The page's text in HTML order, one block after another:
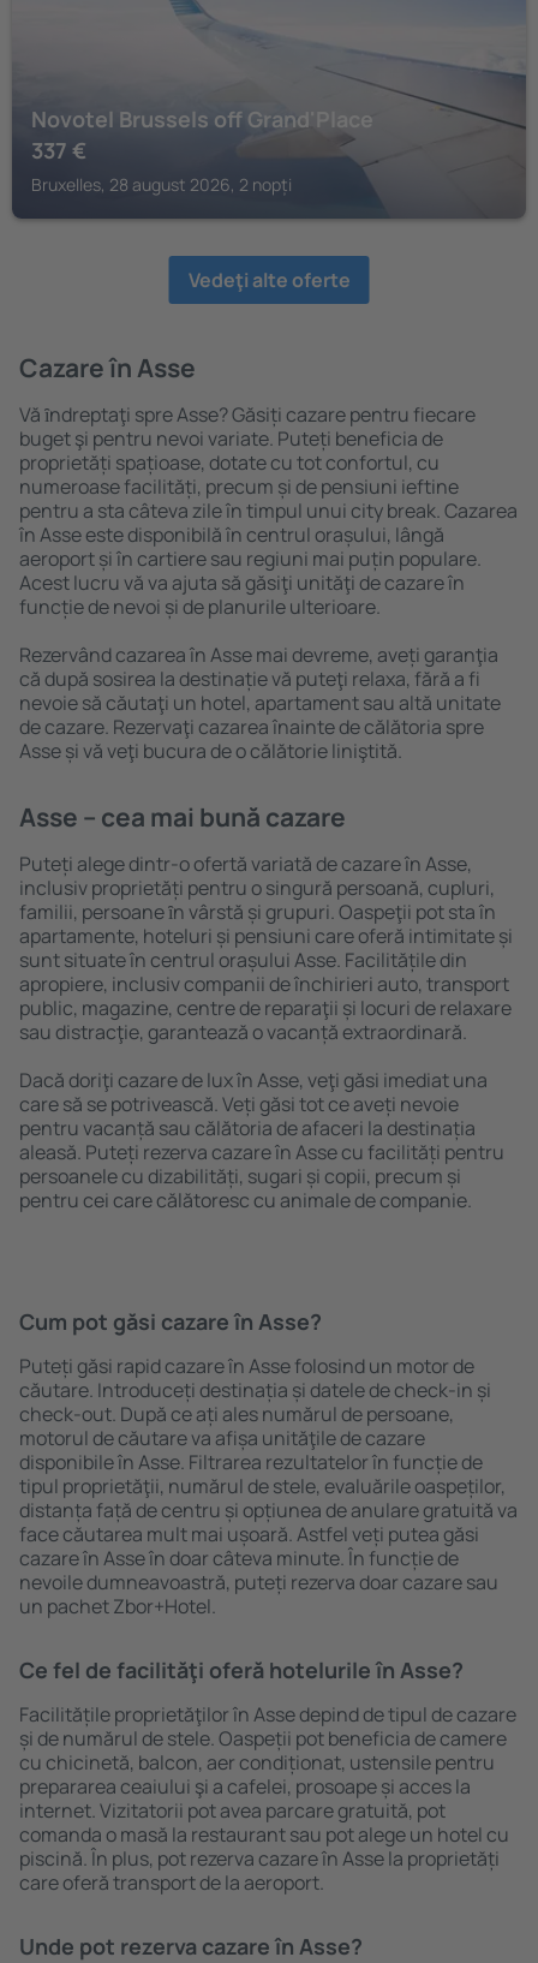
Novotel Brussels off Grand'Place
337 €
Bruxelles, 28 august 2026, 2 nopți
Vedeţi alte oferte
Cazare în Asse
Vă ȋndreptaţi spre Asse? Găsiți cazare pentru fiecare
buget şi pentru nevoi variate. Puteți beneficia de
proprietăți spațioase, dotate cu tot confortul, cu
numeroase facilități, precum și de pensiuni ieftine
pentru a sta câteva zile în timpul unui city break. Cazarea
în Asse este disponibilă în centrul orașului, lângă
aeroport și în cartiere sau regiuni mai puțin populare.
Acest lucru vă va ajuta să găsiţi unităţi de cazare în
funcție de nevoi și de planurile ulterioare.
Rezervând cazarea în Asse mai devreme, aveți garanţia
că după sosirea la destinație vă puteţi relaxa, fără a fi
nevoie să căutaţi un hotel, apartament sau altă unitate
de cazare. Rezervaţi cazarea înainte de călătoria spre
Asse și vă veţi bucura de o călătorie liniştită.
Asse – cea mai bună cazare
Puteți alege dintr-o ofertă variată de cazare în Asse,
inclusiv proprietăți pentru o singură persoană, cupluri,
familii, persoane ȋn vârstă și grupuri. Oaspeţii pot sta în
apartamente, hoteluri și pensiuni care oferă intimitate și
sunt situate în centrul orașului Asse. Facilitățile din
apropiere, inclusiv companii de închirieri auto, transport
public, magazine, centre de reparaţii și locuri de relaxare
sau distracţie, garantează o vacanță extraordinară.
Dacă doriţi cazare de lux în Asse, veţi găsi imediat una
care să se potrivească. Veți găsi tot ce aveți nevoie
pentru vacanță sau călătoria de afaceri la destinația
aleasă. Puteți rezerva cazare în Asse cu facilități pentru
persoanele cu dizabilități, sugari și copii, precum și
pentru cei care călătoresc cu animale de companie.
Cum pot găsi cazare în Asse?
Puteți găsi rapid cazare în Asse folosind un motor de
căutare. Introduceți destinația și datele de check-in și
check-out. După ce ați ales numărul de persoane,
motorul de căutare va afișa unităţile de cazare
disponibile în Asse. Filtrarea rezultatelor în funcție de
tipul proprietăţii, numărul de stele, evaluările oaspeților,
distanța față de centru și opțiunea de anulare gratuită va
face căutarea mult mai ușoară. Astfel veți putea găsi
cazare în Asse în doar câteva minute. În funcție de
nevoile dumneavoastră, puteți rezerva doar cazare sau
un pachet Zbor+Hotel.
Ce fel de facilităţi oferă hotelurile în Asse?
Facilitățile proprietăţilor în Asse depind de tipul de cazare
și de numărul de stele. Oaspeții pot beneficia de camere
cu chicinetă, balcon, aer condiționat, ustensile pentru
prepararea ceaiului şi a cafelei, prosoape și acces la
internet. Vizitatorii pot avea parcare gratuită, pot
comanda o masă la restaurant sau pot alege un hotel cu
piscină. În plus, pot rezerva cazare în Asse la proprietăți
care oferă transport de la aeroport.
Unde pot rezerva cazare în Asse?